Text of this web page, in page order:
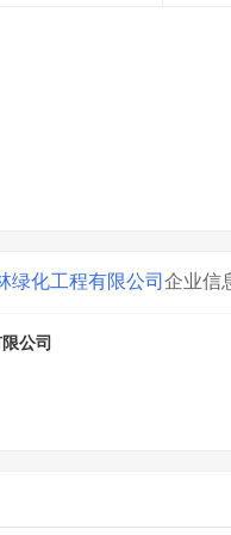
绿化工程有限公司 企业信
公司